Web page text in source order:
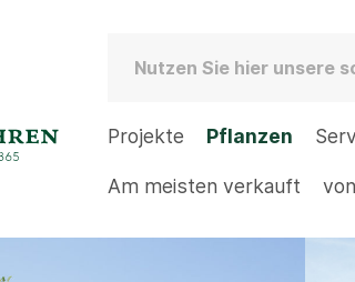
Projekte Pflanzen
Am meisten verkauft